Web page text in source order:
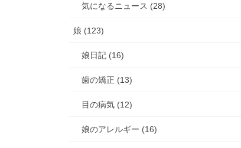
気になるニュース (28)
娘 (123)
娘日記 (16)
歯の矯正 (13)
目の病気 (12)
娘のアレルギー (16)